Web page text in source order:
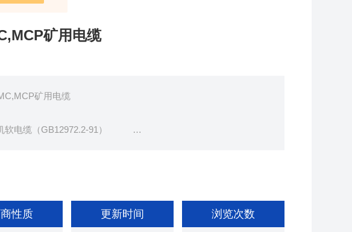
矿用电缆
矿用电缆
机软电缆（GB12972.2-91）
性质 更新时间 浏览次数